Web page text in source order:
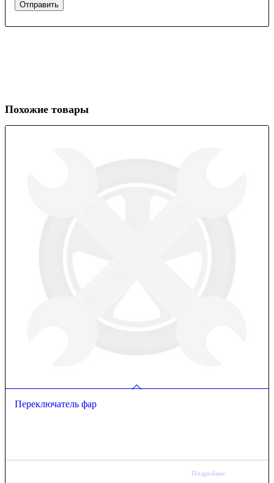
Похожие товары
Переключатель фар
Подробнее